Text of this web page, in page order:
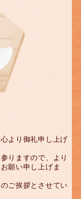
より御礼申し上げ
りますので、より
願い申し上げま
ご挨拶とさせてい